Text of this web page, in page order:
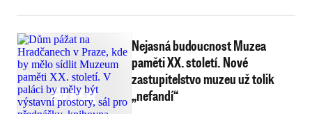
Nejasná budoucnost Muzea
paměti XX. století. Nové
zastupitelstvo muzeu už tolik
„nefandí“